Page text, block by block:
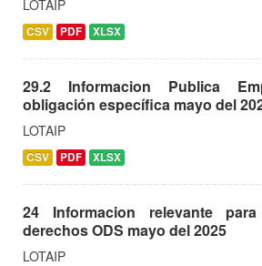
LOTAIP
CSV PDF XLSX
29.2 Informacion Publica
obligación específica mayo del
LOTAIP
CSV PDF XLSX
24 Informacion relevante
derechos ODS mayo del 2025
LOTAIP